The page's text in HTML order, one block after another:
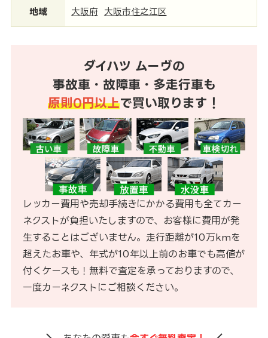
地域 大阪府 大阪市住之江区
ダイハツ ムーヴの
事故車・故障車・多走行車も
原則0円以上で買い取ります！
レッカー費用や売却手続きにかかる費用も全てカー
ネクストが負担いたしますので、お客様に費用が発
生することはございません。走行距離が10万kmを
超えたお車や、年式が10年以上前のお車でも高値が
付くケースも！無料で査定を承っておりますので、
一度カーネクストにご相談ください。